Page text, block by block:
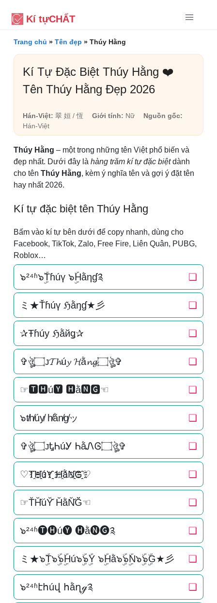
Kí tựCHẤT
Trang chủ » Tên đẹp » Thúy Hằng
Kí Tự Đặc Biệt Thúy Hằng ❤️
Tên Thúy Hằng Đẹp 2026
Hán-Việt: 翠 姮 / 恆 Giới tính: Nữ
Nguồn gốc:
Hán-Việt
Thúy Hằng – một trong những tên Việt phổ biến và
đẹp nhất. Dưới đây là hàng trăm kí tự đặc biệtdành
cho tên Thúy Hằng, kèm ý nghĩa tên và gợi ý đặt tên
hay nhất 2026.
Kí tự đặc biệt tên Thúy Hằng
Bấm vào kí tự bên dưới để copy nhanh, dùng cho
Facebook, TikTok, Zalo, Free Fire, Liên Quân, PUBG,
Roblox…
๖²⁴ʱ๖ۣۜTɦúү ๖ۣۜHằηɠ༉ ❏
ミ★Ťɦúү ℌằŋɠ★彡 ❏
✰Ŧɦúу ℌằйǥ✰ ❏
✞ঔৣ۝ᴊ𝓣𝓱ú𝔂 𝓗ằ𝓷𝓰۝ঔৣ✞ ❏
☞🆃🅷ú🆈 🅷ằ🅽🅶☜ ❏
๖t̸h̸úy̸ h̸ằn̸g̸ッ ❏
✞ঔৣ۝ᴊᎿᏂúᎩ ᏂằᏁᎶ۝ঔৣ✞ ❏
♡T҈H҈҈úY҈҈ H҈ằN҈҈G҈҈♡ ❏
☞T̆H̆̆úY̆̆ H̆ằN̆̆Ğ̆☜ ❏
๖²⁴ʱ🅣🅗ú🅨 🅗ằ🅝🅖༉ ❏
ミ★๖ۣۜT๖ۣۜ๖ۣۜHú๖ۣۜ๖ۣۜY ๖ۣۜHằ๖ۣۜ๖ۣۜN๖ۣۜ๖ۣۜG★彡 ❏
๖²⁴ʱէհúվ հằղℊ༉ ❏